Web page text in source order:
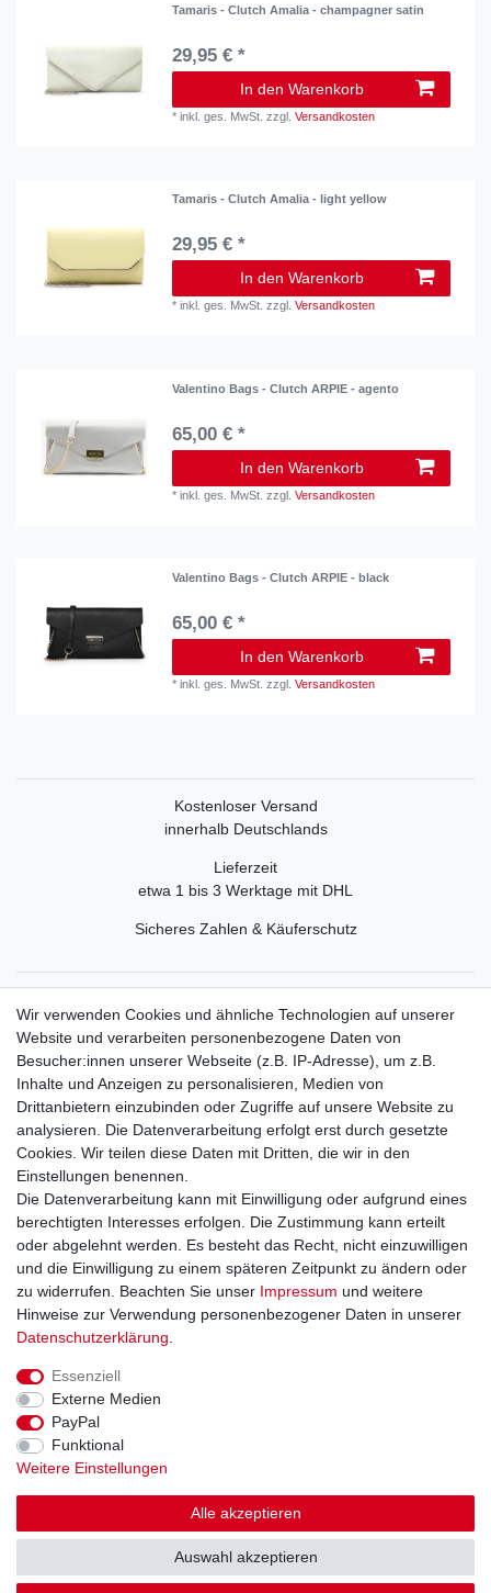
Tamaris - Clutch Amalia - champagner satin
29,95 € *
In den Warenkorb
*inkl. ges. MwSt. zzgl.Versandkosten
Tamaris - Clutch Amalia - light yellow
29,95 € *
In den Warenkorb
*inkl. ges. MwSt. zzgl.Versandkosten
Valentino Bags - Clutch ARPIE - agento
65,00 € *
In den Warenkorb
*inkl. ges. MwSt. zzgl.Versandkosten
Valentino Bags - Clutch ARPIE - black
65,00 € *
In den Warenkorb
*inkl. ges. MwSt. zzgl.Versandkosten
Kostenloser Versand
innerhalb Deutschlands
Lieferzeit
etwa 1 bis 3 Werktage mit DHL
Sicheres Zahlen & Käuferschutz
Rechtliche Informationen
Widerrufsrecht
Widerrufsformular
Datenschutzerklärung
AGB
Impressum
Vertrag widerrufen Kontakt
Zahlungsarten
Kreditkarte
Lastschrift
Apple Pay
Google Pay
Vorkasse
Facebook
Wir verwenden Cookies und ähnliche Technologien auf unserer
Website und verarbeiten personenbezogene Daten von
Besucher:innen unserer Webseite (z.B. IP-Adresse), um z.B.
Inhalte und Anzeigen zu personalisieren, Medien von
Drittanbietern einzubinden oder Zugriffe auf unsere Website zu
analysieren. Die Datenverarbeitung erfolgt erst durch gesetzte
Cookies. Wir teilen diese Daten mit Dritten, die wir in den
Einstellungen benennen.
Die Datenverarbeitung kann mit Einwilligung oder aufgrund eines
berechtigten Interesses erfolgen. Die Zustimmung kann erteilt
oder abgelehnt werden. Es besteht das Recht, nicht einzuwilligen
und die Einwilligung zu einem späteren Zeitpunkt zu ändern oder
zu widerrufen. Beachten Sie unser Impressum und weitere
Hinweise zur Verwendung personenbezogener Daten in unserer
Daten­schutz­erklärung
Essenziell
Externe Medien
PayPal
Funktional
Weitere Einstellungen
Alle akzeptieren
Auswahl akzeptieren